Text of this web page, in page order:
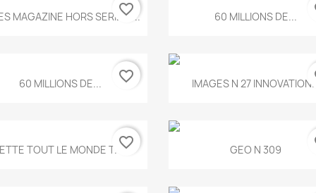
Aperçu rapide
MAGAZINE HORS SERIE N...
favorite_border Aperçu rapide
60 MILLIONS DE...
Aperçu rapide
60 MILLIONS DE... favorite_border Aperçu rapide
IMAGES N 27
Aperçu rapide
TOUT LE MONDE T.546
favorite_border Aperçu rapide
GEO N 309